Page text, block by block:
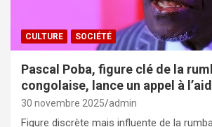
CULTURE SOCIÉTÉ
Pascal Poba, figure clé de la
congolaise, lance un appel à
30 novembre 2025 admin
Figure discrète mais influente de la